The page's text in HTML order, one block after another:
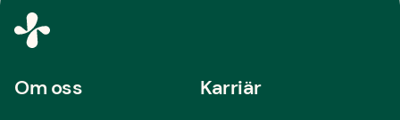
Om oss Karriär